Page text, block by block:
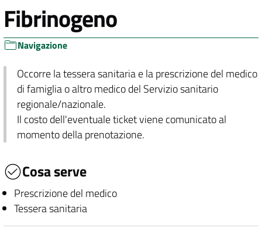
Fibrinogeno
Navigazione
Occorre la tessera sanitaria e la prescrizione del medico
di famiglia o altro medico del Servizio sanitario
regionale/nazionale.
Il costo dell'eventuale ticket viene comunicato al
momento della prenotazione.
Cosa serve
Prescrizione del medico
Tessera sanitaria